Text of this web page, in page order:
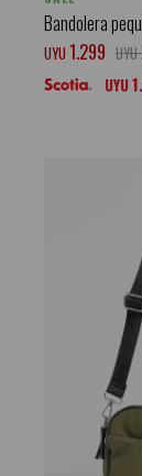
Bandolera
UYU 1.299 UYU
UYU